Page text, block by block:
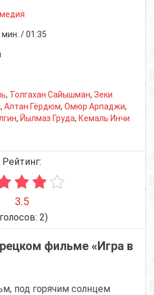
мин. / 01:35
, Толгахан Сайышман, Зеки
, Алтан Гёрдюм, Омюр Арпаджи,
, Йылмаз Груда, Кемаль Инчи
Рейтинг:
3.5
2)
фильме «Игра в
под горячим солнцем